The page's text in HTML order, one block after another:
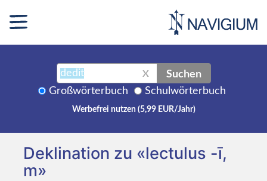
X Suchen
Großwörterbuch Schulwörterbuch
Werbefrei nutzen (5,99 EUR/Jahr)
Deklination zu «lectulus -ī,
m»